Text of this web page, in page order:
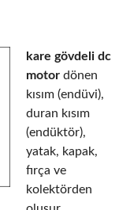
kare gövdeli dc
motor dönen
kısım (endüvi),
duran kısım
(endüktör),
yatak, kapak,
fırça ve
kolektörden